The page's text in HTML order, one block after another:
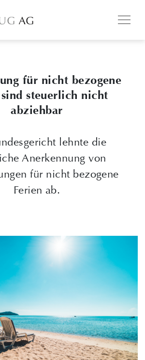
für nicht bezogene
steuerlich nicht
abziehbar
lehnte die
Anerkennung von
für nicht bezogene
Ferien ab.